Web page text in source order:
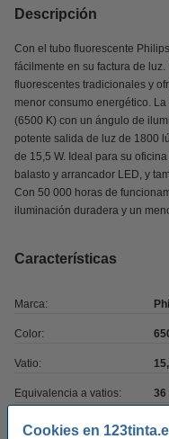
Cookies en
Descripción
Con el tubo fluorescente
fácilmente en su factura de
fluorescentes tradicionales y
menor consumo energético.
(6500 K) con un ángulo de
potente salida de luz de 1800
de 15,5 W. Ideal para su
balasto y arrancador LED, y
Con 50 000 horas de
iluminación duradera y un
Características
Marca:
Color:
Vatio:
Equivalencia a vatios: 36
Potencia lumínica: